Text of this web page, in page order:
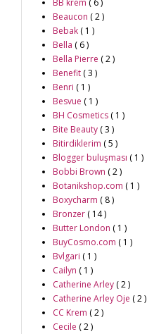
BB krem ( 6 )
Beaucon ( 2 )
Bebak ( 1 )
Bella ( 6 )
Bella Pierre ( 2 )
Benefit ( 3 )
Benri ( 1 )
Besvue ( 1 )
BH Cosmetics ( 1 )
Bite Beauty ( 3 )
Bitirdiklerim ( 5 )
Blogger buluşması ( 1 )
Bobbi Brown ( 2 )
Botanikshop.com ( 1 )
Boxycharm ( 8 )
Bronzer ( 14 )
Butter London ( 1 )
BuyCosmo.com ( 1 )
Bvlgari ( 1 )
Cailyn ( 1 )
Catherine Arley ( 2 )
Catherine Arley Oje ( 2 )
CC Krem ( 2 )
Cecile ( 2 )